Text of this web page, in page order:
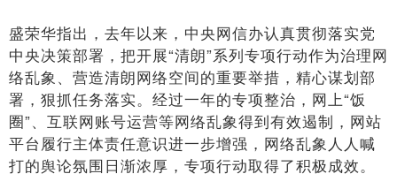
盛荣华指出，去年以来，中央网信办认真贯彻落实党
中央决策部署，把开展“清朗”系列专项行动作为治理网
络乱象、营造清朗网络空间的重要举措，精心谋划部
署，狠抓任务落实。经过一年的专项整治，网上“饭
圈”、互联网账号运营等网络乱象得到有效遏制，网站
平台履行主体责任意识进一步增强，网络乱象人人喊
打的舆论氛围日渐浓厚，专项行动取得了积极成效。